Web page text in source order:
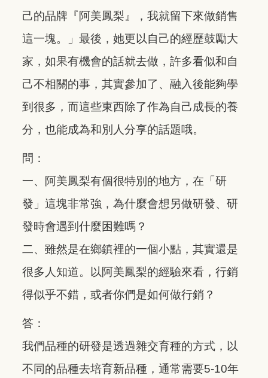
己的品牌『阿美鳳梨』，我就留下來做銷售
這一塊。」最後，她更以自己的經歷鼓勵大
家，如果有機會的話就去做，許多看似和自
己不相關的事，其實參加了、融入後能夠學
到很多，而這些東西除了作為自己成長的養
分，也能成為和別人分享的話題哦。
問：
一、阿美鳳梨有個很特別的地方，在「研
發」這塊非常強，為什麼會想另做研發、研
發時會遇到什麼困難嗎？
二、雖然是在鄉鎮裡的一個小點，其實還是
很多人知道。以阿美鳳梨的經驗來看，行銷
得似乎不錯，或者你們是如何做行銷？
答：
我們品種的研發是透過雜交育種的方式，以
不同的品種去培育新品種，通常需要5-10年